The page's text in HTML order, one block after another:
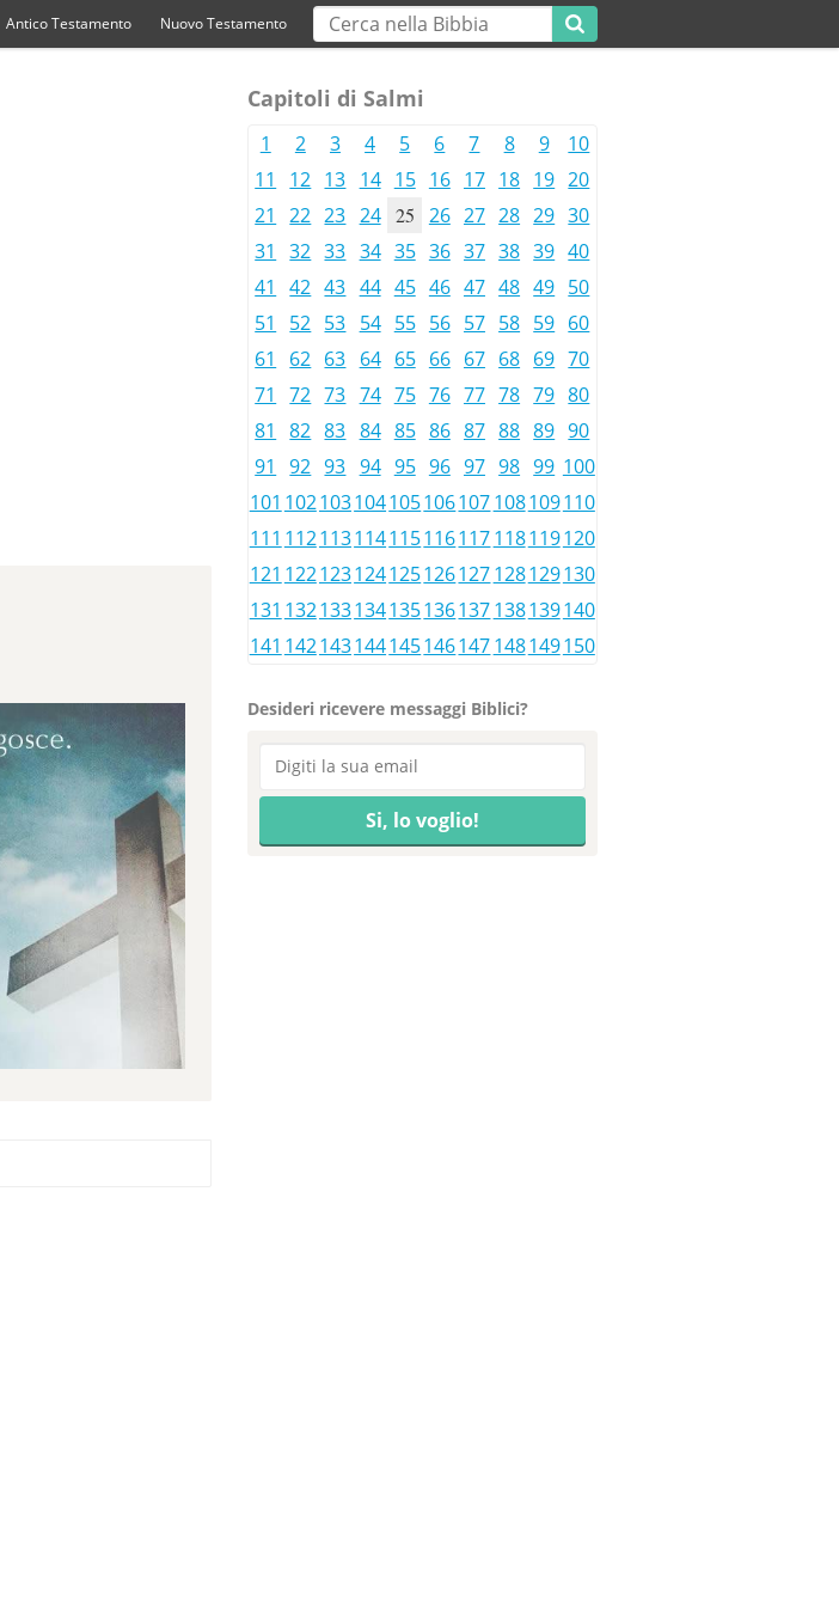
Antico Testamento Nuovo Testamento
Capitoli di Salmi
1 2 3 4 5 6 7 8 9
10
11
12 13 14 15 16 17 18 19 20
21
22 23 24 25 26 27 28 29 30
31
32 33 34 35 36 37 38 39 40
41
42 43 44 45 46 47 48 49 50
51
52 53 54 55 56 57 58 59 60
61
62 63 64 65 66 67 68 69 70
71
72 73 74 75 76 77 78 79 80
81
82 83 84 85 86 87 88 89 90
91
92 93 94 95 96 97 98 99 100
101 102103104105106107108109110
111 112113114115116117118119120
121 122123124125126127128129130
131 132133134135136137138139140
141 142143144145146147148149150
Desideri ricevere messaggi Biblici?